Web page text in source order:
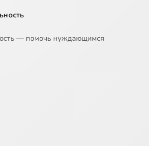
— помочь нуждающимся